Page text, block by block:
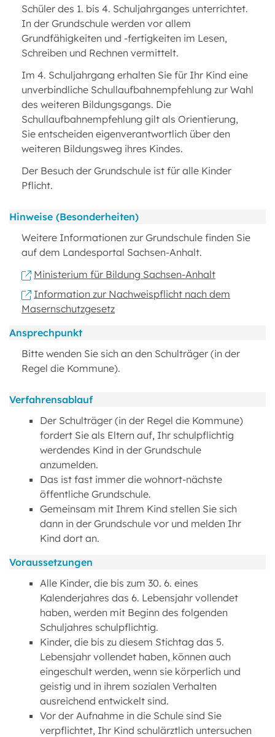
Schüler des 1. bis 4. Schuljahrganges unterrichtet.
In der Grundschule werden vor allem
Grundfähigkeiten und -fertigkeiten im Lesen,
Schreiben und Rechnen vermittelt.
Im 4. Schuljahrgang erhalten Sie für Ihr Kind eine
unverbindliche Schullaufbahnempfehlung zur Wahl
des weiteren Bildungsgangs. Die
Schullaufbahnempfehlung gilt als Orientierung,
Sie entscheiden eigenverant­wortlich über den
weiteren Bildungsweg ihres Kindes.
Der Besuch der Grundschule ist für alle Kinder
Pflicht.
Hinweise (Besonderheiten)
Weitere Informationen zur Grundschule finden Sie
auf dem Landesportal Sachsen-Anhalt.
Ministerium für Bildung Sachsen-Anhalt
Information zur Nachweispflicht nach dem
Masernschutzgesetz
Ansprechpunkt
Bitte wenden Sie sich an den Schulträger (in der
Regel die Kommune).
Verfahrensablauf
Der Schulträger (in der Regel die Kommune)
fordert Sie als Eltern auf, Ihr schulpflichtig
werdendes Kind in der Grundschule
anzumelden.
Das ist fast immer die wohnort-nächste
öffentliche Grundschule.
Gemeinsam mit Ihrem Kind stellen Sie sich
dann in der Grundschule vor und melden Ihr
Kind dort an.
Voraussetzungen
Alle Kinder, die bis zum 30. 6. eines
Kalenderjahres das 6. Lebensjahr vollendet
haben, werden mit Beginn des folgenden
Schuljahres schulpflichtig.
Kinder, die bis zu diesem Stichtag das 5.
Lebensjahr vollendet haben, können auch
eingeschult werden, wenn sie körperlich und
geistig und in ihrem sozialen Verhalten
ausreichend entwickelt sind.
Vor der Aufnahme in die Schule sind Sie
verpflichtet, Ihr Kind schulärztlich untersuchen